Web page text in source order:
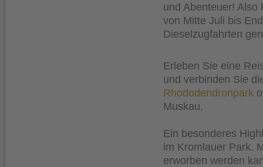
und Abenteuer!
von Mitte Juli bis
Dieselzugfahrten
Erleben Sie eine
und verbinden Sie
Rhododendronpark
Muskau.
Ein besonderes
im Kromlauer Park.
erworben werden